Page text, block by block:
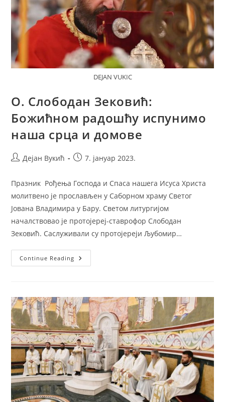
DEJAN VUKIC
О. Слободан Зековић:
Божићном радошћу испунимо
наша срца и домове
PostДејан Вукић
Post7. јануар 2023.
Празник Рођења Господа и Спаса нашега Исуса Христа
молитвено је прослављен у Саборном храму Светог
Јована Владимира у Бару. Светом литургијом
началствовао је протојереј-ставрофор Слободан
Зековић. Саслуживали су протојереји Љубомир…
Continue Reading О.
Слободан
Наша
Срца
И
Домове